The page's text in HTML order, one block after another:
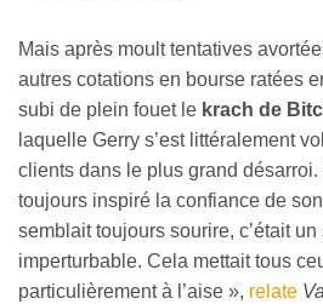
Mais après moult tentatives
autres cotations en bourse ratées
subi de plein fouet le krach de
laquelle Gerry s’est littéralement
clients dans le plus grand
toujours inspiré la confiance de son
semblait toujours sourire, c’était
imperturbable. Cela mettait tous
particulièrement à l’aise », relate